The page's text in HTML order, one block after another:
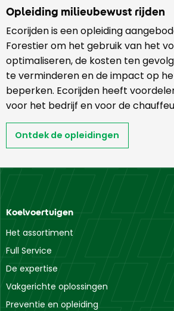
Opleiding milieubewust rijden
Ecorijden is een opleiding
Forestier om het gebruik van het
optimaliseren, de kosten ten
te verminderen en de impact op
beperken. Ecorijden heeft
voor het bedrijf en voor de
Ontdek de opleidingen
Koelvoertuigen
Het assortiment
Full Service
De expertise
Vakgerichte oplossingen
Preventie en opleiding